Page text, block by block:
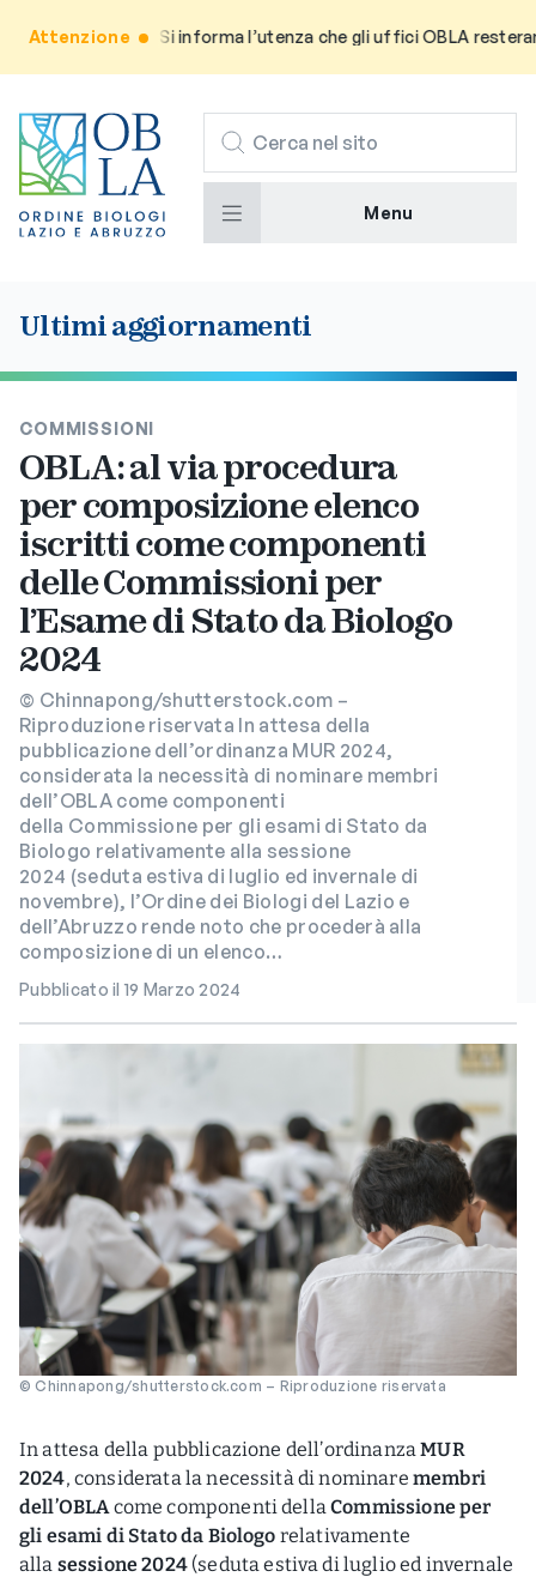
Attenzione
Avviso: Si informa l’utenza che gli uffici OBLA
CERCA
Menu
Ultimi aggiornamenti
COMMISSIONI
OBLA: al via procedura
per composizione elenco
iscritti come componenti
delle Commissioni per
l’Esame di Stato da Biologo
2024
© Chinnapong/shutterstock.com –
Riproduzione riservata In attesa della
pubblicazione dell’ordinanza MUR 2024,
considerata la necessità di nominare membri
dell’OBLA come componenti
della Commissione per gli esami di Stato da
Biologo relativamente alla sessione
2024 (seduta estiva di luglio ed invernale di
novembre), l’Ordine dei Biologi del Lazio e
dell’Abruzzo rende noto che procederà alla
composizione di un elenco…
Pubblicato il 19 Marzo 2024
© Chinnapong/shutterstock.com – Riproduzione riservata
In attesa della pubblicazione dell’ordinanzaMUR
2024, considerata la necessità di nominare membri
dell’OBLAcome componenti dellaCommissione per
gli esami di Stato da Biologo relativamente
alla sessione 2024(seduta estiva di luglio ed invernale